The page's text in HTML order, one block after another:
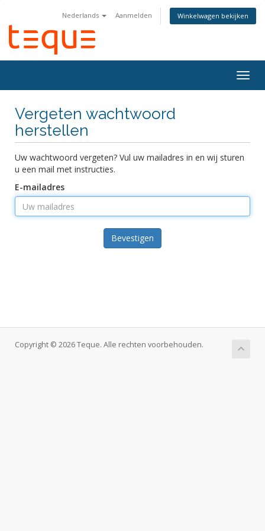
Nederlands Aanmelden Winkelwagen bekijken
in-/
Vergeten wachtwoord
herstellen
Uw wachtwoord vergeten? Vul uw mailadres in en wij sturen
u een mail met instructies.
E-mailadres
Bevestigen
Copyright © 2026 Teque. Alle rechten voorbehouden.